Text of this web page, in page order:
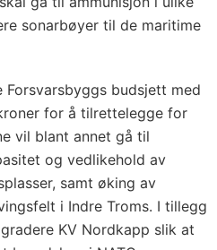
sonarbøyer til de maritime
Forsvarsbyggs budsjett med
for å tilrettelegge for
vil blant annet gå til
og vedlikehold av
samt øking av
i Indre Troms. I tillegg
KV Nordkapp slik at